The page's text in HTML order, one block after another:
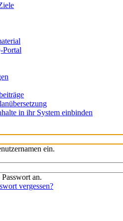
Portal
in ihr System einbinden
ein.
an.
vergessen?